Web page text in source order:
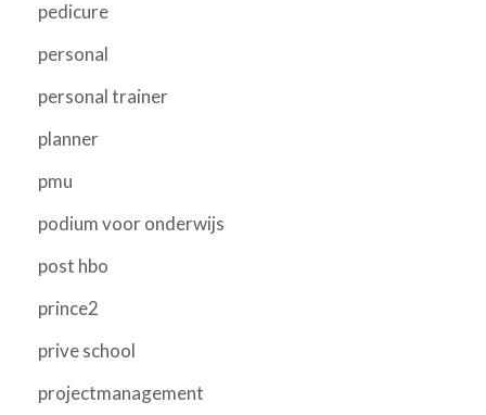
pedicure
personal
personal trainer
planner
pmu
podium voor onderwijs
post hbo
prince2
prive school
projectmanagement